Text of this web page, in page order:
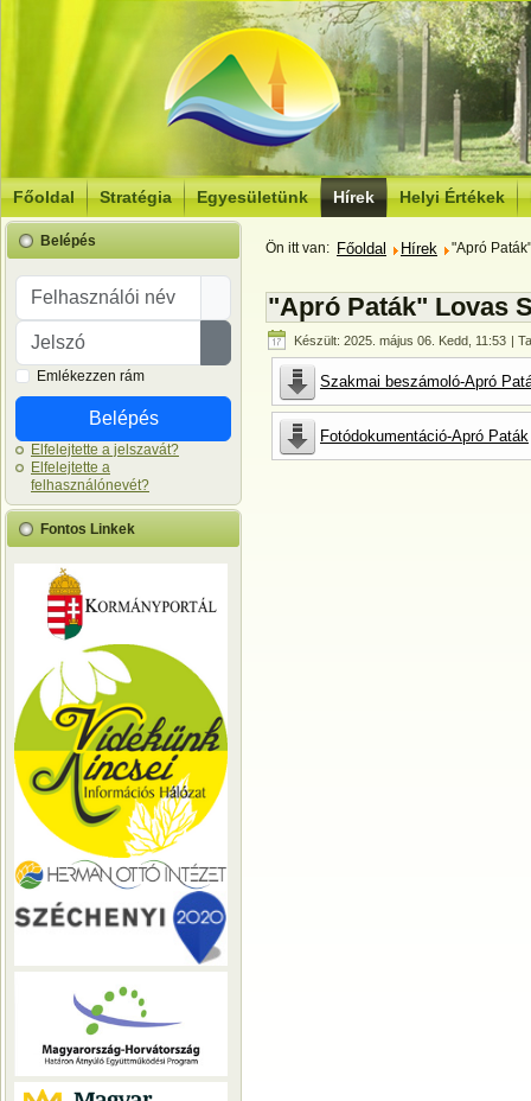
Főoldal Stratégia Egyesületünk Hírek Helyi Értékek
Belépés
Felhasználói név
Jelszó
Jelszó megjelenítése
Emlékezzen rám
Belépés
Elfelejtette a jelszavát?
Elfelejtette a
felhasználónevét?
Fontos Linkek
Ön itt van: Főoldal Hírek "Apró
"Apró Paták" Lovas
Készült: 2025. május 06. Kedd, 11:53 |
Szakmai beszámoló-Apró
Fotódokumentáció-Apró Paták